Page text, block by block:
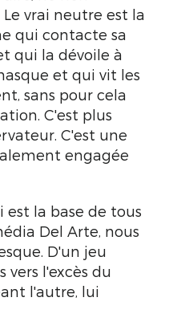
vrai neutre est la
qui contacte sa
qui la dévoile à
et qui vit les
sans pour cela
C'est plus
C'est une
engagée
la base de tous
Del Arte, nous
D'un jeu
vers l'excès du
l'autre, lui